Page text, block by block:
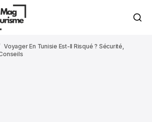
Voyager En Tunisie Est-Il Risqué ? Sécurité,